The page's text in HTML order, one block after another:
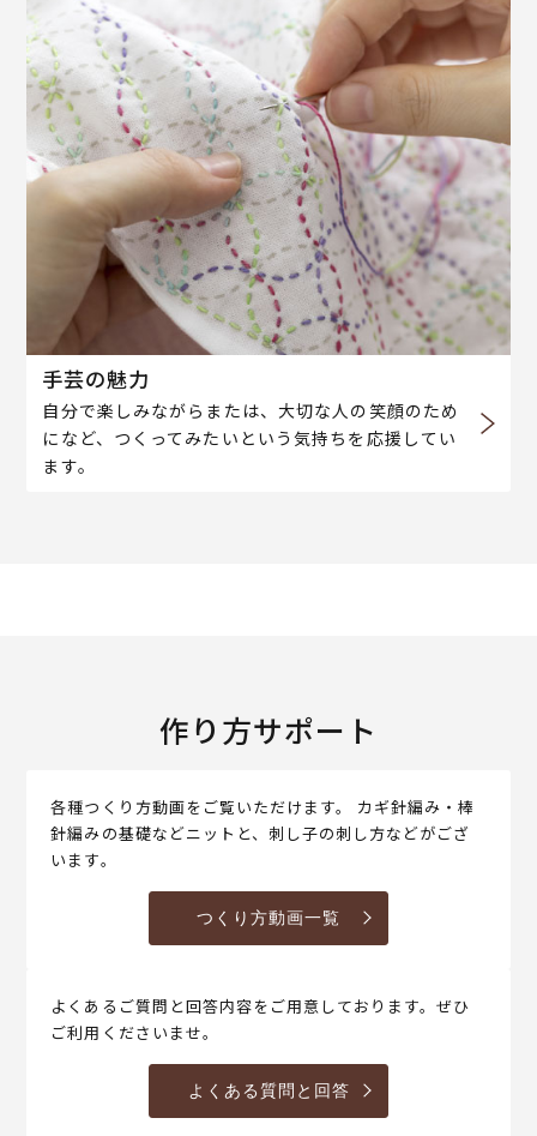
手芸の魅力
自分で楽しみながらまたは、大切な人の笑顔のため
になど、つくってみたいという気持ちを応援してい
ます。
作り方サポート
各種つくり方動画をご覧いただけます。 カギ針編み・棒
針編みの基礎などニットと、刺し子の刺し方などがござ
います。
つくり方動画一覧
よくあるご質問と回答内容をご用意しております。ぜひ
ご利用くださいませ。
よくある質問と回答